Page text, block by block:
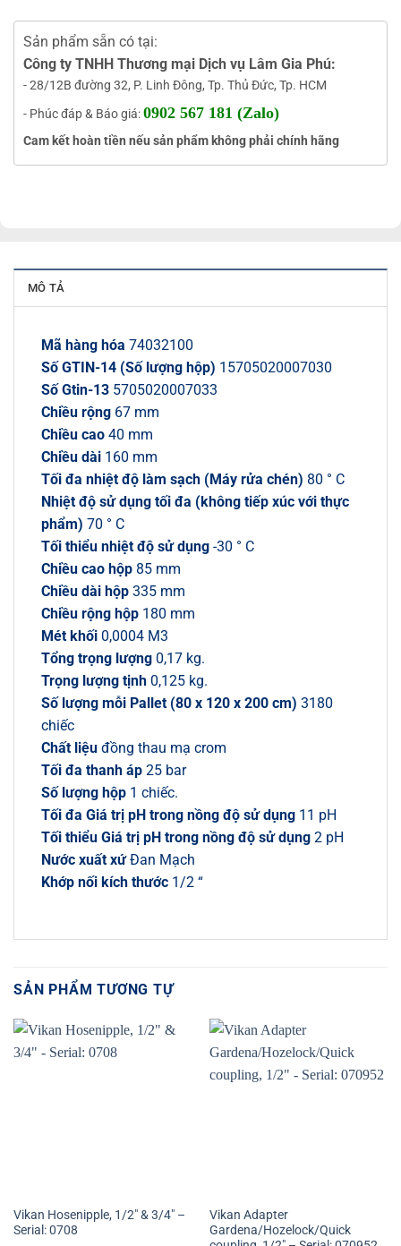
Sản phẩm sẵn có tại:
Công ty TNHH Thương mại Dịch vụ Lâm Gia Phú:
- 28/12B đường 32, P. Linh Đông, Tp. Thủ Đức, Tp. HCM
- Phúc đáp & Báo giá:0902 567 181 (Zalo)
Cam kết hoàn tiền nếu sản phẩm không phải chính hãng
MÔ TẢ
Mã hàng hóa 74032100
Số GTIN-14 (Số lượng hộp) 15705020007030
Số Gtin-13 5705020007033
Chiều rộng 67 mm
Chiều cao 40 mm
Chiều dài 160 mm
Tối đa nhiệt độ làm sạch (Máy rửa chén) 80 ° C
Nhiệt độ sử dụng tối đa (không tiếp xúc với thực
phẩm) 70 ° C
Tối thiểu nhiệt độ sử dụng -30 ° C
Chiều cao hộp 85 mm
Chiều dài hộp 335 mm
Chiều rộng hộp 180 mm
Mét khối 0,0004 M3
Tổng trọng lượng 0,17 kg.
Trọng lượng tịnh 0,125 kg.
Số lượng mỗi Pallet (80 x 120 x 200 cm) 3180
chiếc
Chất liệu đồng thau mạ crom
Tối đa thanh áp 25 bar
Số lượng hộp 1 chiếc.
Tối đa Giá trị pH trong nồng độ sử dụng 11 pH
Tối thiểu Giá trị pH trong nồng độ sử dụng 2 pH
Nước xuất xứĐan Mạch
Khớp nối kích thước 1/2 “
SẢN PHẨM TƯƠNG TỰ
Vikan Hosenipple, 1/2″ & 3/4″ –
Serial: 0708
Vikan Adapter
Gardena/Hozelock/Quick